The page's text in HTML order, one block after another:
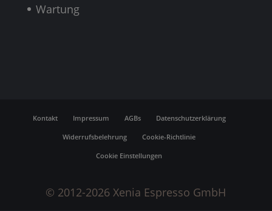
Wartung
Kontakt Impressum AGBs Datenschutzerklärung
Widerrufsbelehrung Cookie-Richtlinie
Cookie Einstellungen
© 2012-2026 Xenia Espresso GmbH